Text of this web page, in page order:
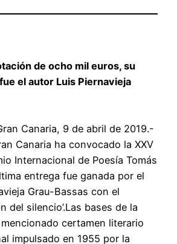
de ocho mil euros, su
el autor Luis Piernavieja
Canaria, 9 de abril de 2019.-
Canaria ha convocado la XXV
Internacional de Poesía Tomás
entrega fue ganada por el
Grau-Bassas con el
del silencio’.Las bases de la
certamen literario
impulsado en 1955 por la